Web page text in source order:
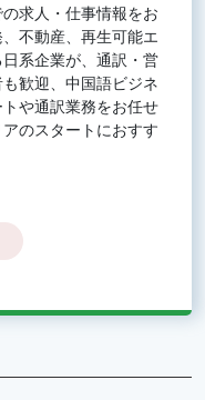
求人・仕事情報をお
不動産、再生可能エ
系企業が、通訳・営
歓迎、中国語ビジネ
や通訳業務をお任せ
のスタートにおすす